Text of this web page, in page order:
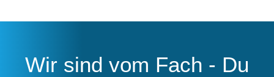
Wir sind vom Fach - Du